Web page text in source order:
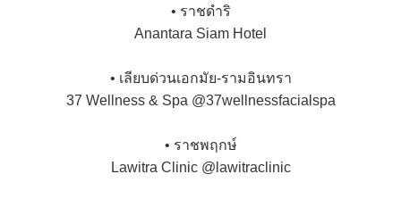
• ราชดำริ
Anantara Siam Hotel
• เลียบด่วนเอกมัย-รามอินทรา
37 Wellness & Spa @37wellnessfacialspa
• ราชพฤกษ์
Lawitra Clinic @lawitraclinic